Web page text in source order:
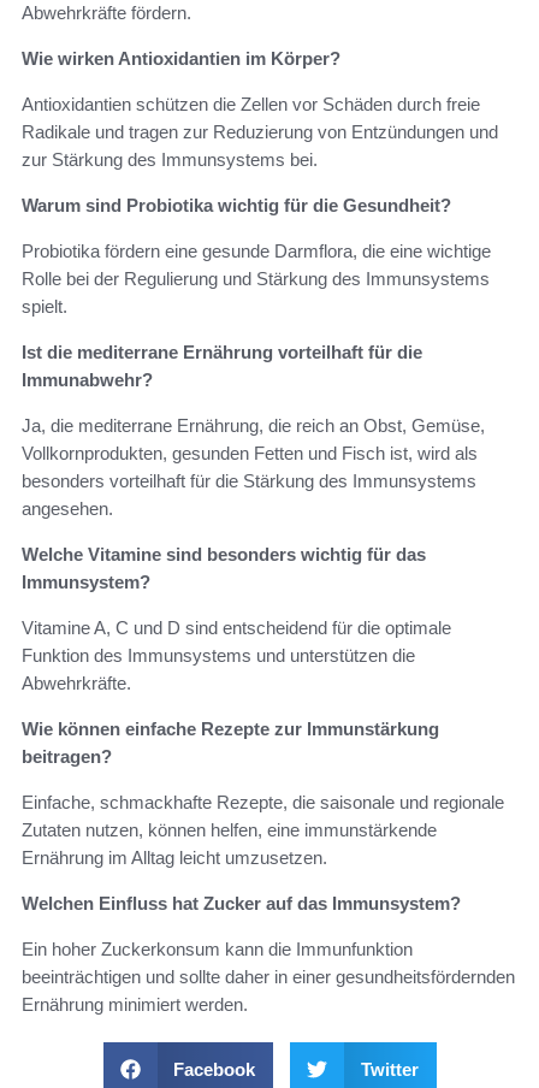
Abwehrkräfte fördern.
Wie wirken Antioxidantien im Körper?
Antioxidantien schützen die Zellen vor Schäden durch freie
Radikale und tragen zur Reduzierung von Entzündungen und
zur Stärkung des Immunsystems bei.
Warum sind Probiotika wichtig für die Gesundheit?
Probiotika fördern eine gesunde Darmflora, die eine wichtige
Rolle bei der Regulierung und Stärkung des Immunsystems
spielt.
Ist die mediterrane Ernährung vorteilhaft für die
Immunabwehr?
Ja, die mediterrane Ernährung, die reich an Obst, Gemüse,
Vollkornprodukten, gesunden Fetten und Fisch ist, wird als
besonders vorteilhaft für die Stärkung des Immunsystems
angesehen.
Welche Vitamine sind besonders wichtig für das
Immunsystem?
Vitamine A, C und D sind entscheidend für die optimale
Funktion des Immunsystems und unterstützen die
Abwehrkräfte.
Wie können einfache Rezepte zur Immunstärkung
beitragen?
Einfache, schmackhafte Rezepte, die saisonale und regionale
Zutaten nutzen, können helfen, eine immunstärkende
Ernährung im Alltag leicht umzusetzen.
Welchen Einfluss hat Zucker auf das Immunsystem?
Ein hoher Zuckerkonsum kann die Immunfunktion
beeinträchtigen und sollte daher in einer gesundheitsfördernden
Ernährung minimiert werden.
Facebook Twitter